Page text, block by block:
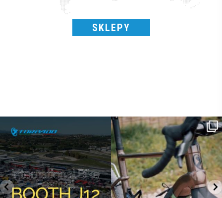
SKLEPY
IBF sta per...
17 1
Kepler R è la gravel pensata per affrontare
lunghe...
27 0